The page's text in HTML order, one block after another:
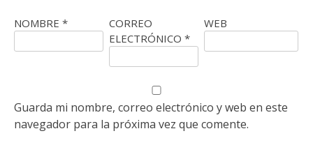
NOMBRE *
CORREO
ELECTRÓNICO *
WEB
Guarda mi nombre, correo electrónico y web en este
navegador para la próxima vez que comente.